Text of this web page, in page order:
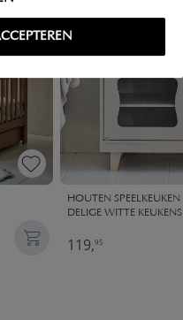
HOUTEN
DELIGE WITTE
119,95